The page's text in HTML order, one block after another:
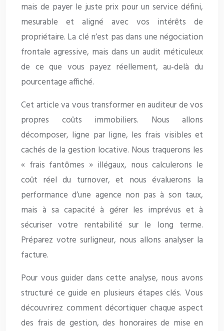
mais de payer le juste prix pour un service défini,
mesurable et aligné avec vos intérêts de
propriétaire. La clé n’est pas dans une négociation
frontale agressive, mais dans un audit méticuleux
de ce que vous payez réellement, au-delà du
pourcentage affiché.
Cet article va vous transformer en auditeur de vos
propres coûts immobiliers. Nous allons
décomposer, ligne par ligne, les frais visibles et
cachés de la gestion locative. Nous traquerons les
« frais fantômes » illégaux, nous calculerons le
coût réel du turnover, et nous évaluerons la
performance d’une agence non pas à son taux,
mais à sa capacité à gérer les imprévus et à
sécuriser votre rentabilité sur le long terme.
Préparez votre surligneur, nous allons analyser la
facture.
Pour vous guider dans cette analyse, nous avons
structuré ce guide en plusieurs étapes clés. Vous
découvrirez comment décortiquer chaque aspect
des frais de gestion, des honoraires de mise en